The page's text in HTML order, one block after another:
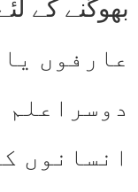
عارفوں
دوسراعلم
انسانوں